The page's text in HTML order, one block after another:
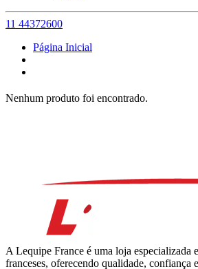
11 44372600
Página Inicial
Nenhum produto foi encontrado.
A Lequipe France é uma loja especializada
franceses, oferecendo qualidade, confiança